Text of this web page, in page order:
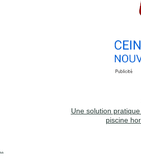
Une solution
piscine